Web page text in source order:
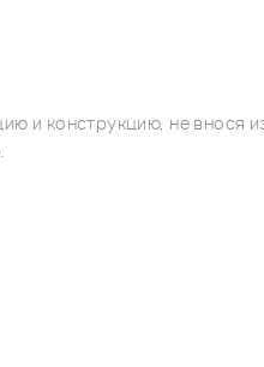
и конструкцию, не внося